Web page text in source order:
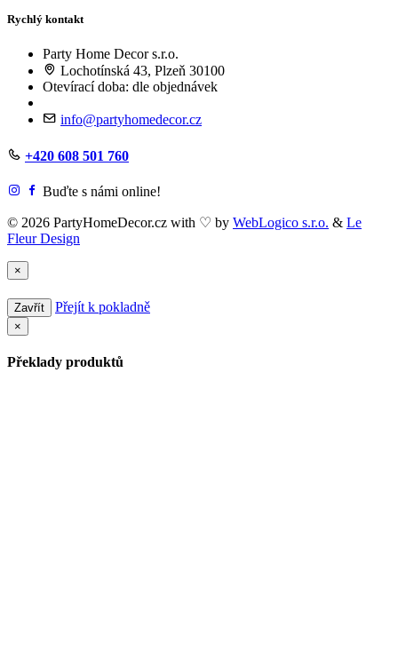
Rychlý kontakt
Party Home Decor s.r.o.
Lochotínská 43, Plzeň 30100
Otevírací doba: dle objednávek
info@partyhomedecor.cz
+420 608 501 760
Buďte s námi online!
© 2026 PartyHomeDecor.cz with ♡ by WebLogico s.r.o. & Le
Fleur Design
×
Zavřít Přejít k pokladně
×
Překlady produktů